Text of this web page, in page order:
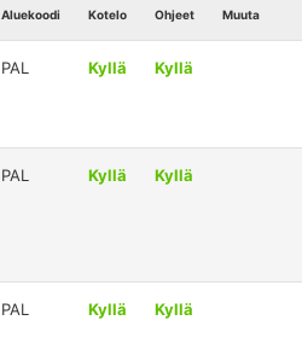
Aluekoodi Kotelo Ohjeet Muuta
PAL Kyllä Kyllä
PAL Kyllä Kyllä
PAL Kyllä Kyllä